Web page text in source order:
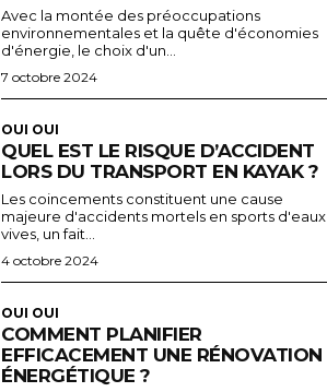
Avec la montée des préoccupations
environnementales et la quête d'économies
d'énergie, le choix d'un...
7 octobre 2024
OUI OUI
QUEL EST LE RISQUE D’ACCIDENT
LORS DU TRANSPORT EN KAYAK ?
Les coincements constituent une cause
majeure d'accidents mortels en sports d'eaux
vives, un fait...
4 octobre 2024
OUI OUI
COMMENT PLANIFIER
EFFICACEMENT UNE RÉNOVATION
ÉNERGÉTIQUE ?